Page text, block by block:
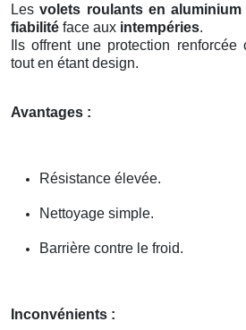
Lesvolets roulants en aluminium
fiabilité face aux intempéries.
Ils offrent une protection renforcée
tout en étant design.
Avantages :
Résistance élevée.
Nettoyage simple.
Barrière contre le froid.
Inconvénients :